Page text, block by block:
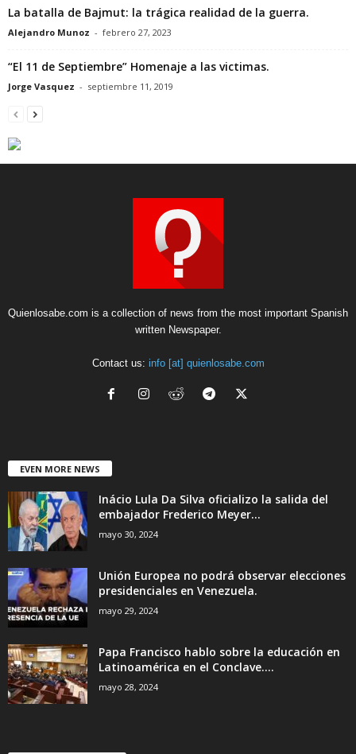
La batalla de Bajmut: la trágica realidad de la guerra.
Alejandro Munoz - febrero 27, 2023
“El 11 de Septiembre” Homenaje a las victimas.
Jorge Vasquez - septiembre 11, 2019
Quienlosabe.com is a collection of news from the most important Spanish
written Newspaper.
Contact us: info [at] quienlosabe.com
EVEN MORE NEWS
Inácio Lula Da Silva oficializo la salida del
embajador Frederico Meyer...
mayo 30, 2024
Unión Europea no podrá observar elecciones
presidenciales en Venezuela.
mayo 29, 2024
Papa Francisco hablo sobre la educación en
Latinoamérica en el Conclave....
mayo 28, 2024